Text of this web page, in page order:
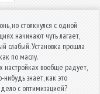
но столкнулся с одной
начинают чуть лагает,
слабый. Установка прошла
по маслу.
настройках вообще радует,
нибудь знает, как это
с оптимизацией?